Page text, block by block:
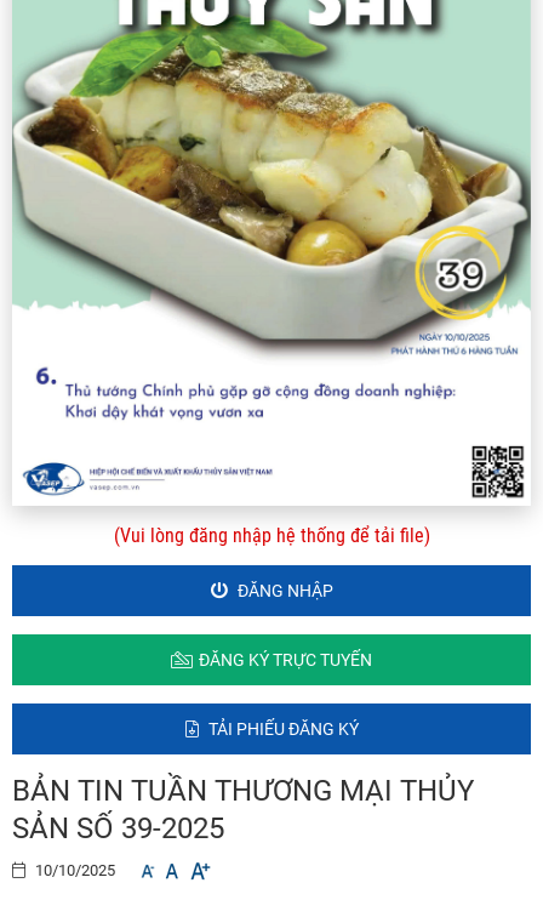
(Vui lòng đăng nhập hệ thống để tải file)
ĐĂNG NHẬP
ĐĂNG KÝ TRỰC TUYẾN
TẢI PHIẾU ĐĂNG KÝ
BẢN TIN TUẦN THƯƠNG MẠI THỦY
SẢN SỐ 39-2025
10/10/2025